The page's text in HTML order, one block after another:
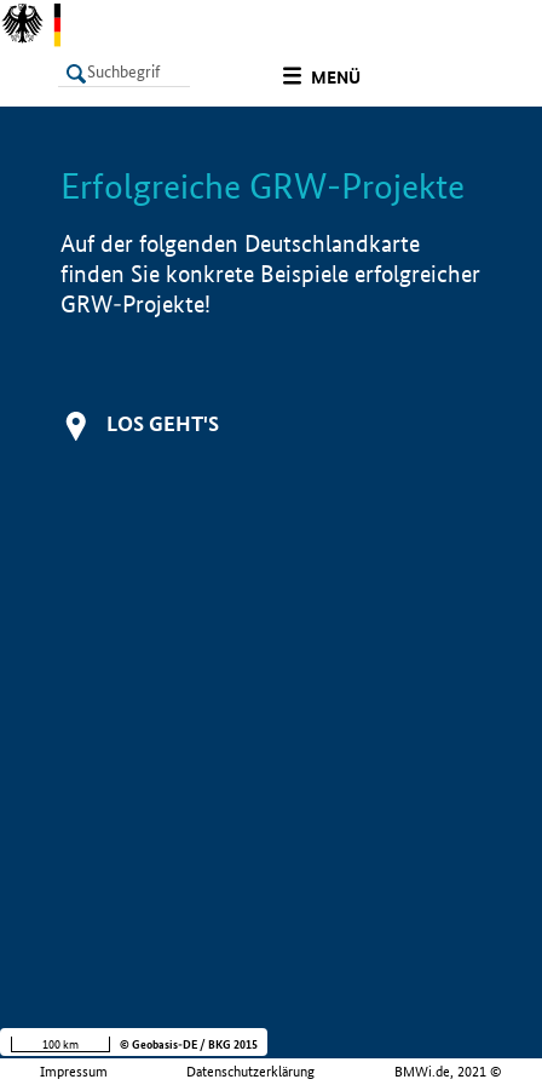
MENÜ
LISTE Info
Erfolgreiche GRW-Projekte
Auf der folgenden Deutschlandkarte
finden Sie konkrete Beispiele erfolgreicher
GRW-Projekte!
LOS GEHT'S
Impressum Datenschutzerklärung BMWi.de, 2021 ©
100 km © Geobasis-DE / BKG 2015